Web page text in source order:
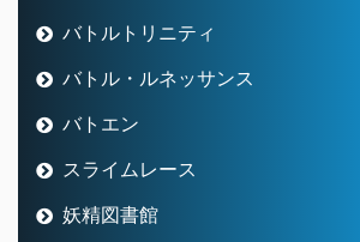
バトルトリニティ
バトル・ルネッサンス
バトエン
スライムレース
妖精図書館